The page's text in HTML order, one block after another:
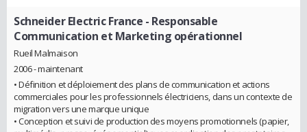
Schneider Electric France - Responsable
Communication et Marketing opérationnel
Rueil Malmaison
2006 - maintenant
• Définition et déploiement des plans de communication et actions
commerciales pour les professionnels électriciens, dans un contexte de
migration vers une marque unique
• Conception et suivi de production des moyens promotionnels (papier,